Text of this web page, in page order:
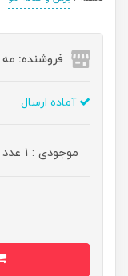
فروشنده:
آماده ارسال
موجودی : 1 عدد